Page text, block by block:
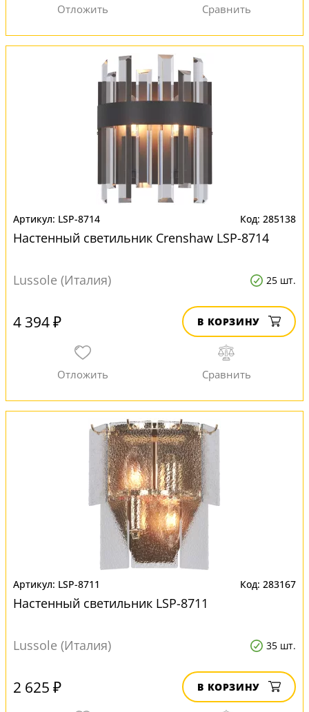
LSP-8714 285138
Настенный светильник Crenshaw LSP-8714
Lussole (Италия) 25 шт.
4 394 ₽ В КОРЗИНУ
LSP-8711 283167
Настенный светильник LSP-8711
Lussole (Италия) 35 шт.
2 625 ₽ В КОРЗИНУ